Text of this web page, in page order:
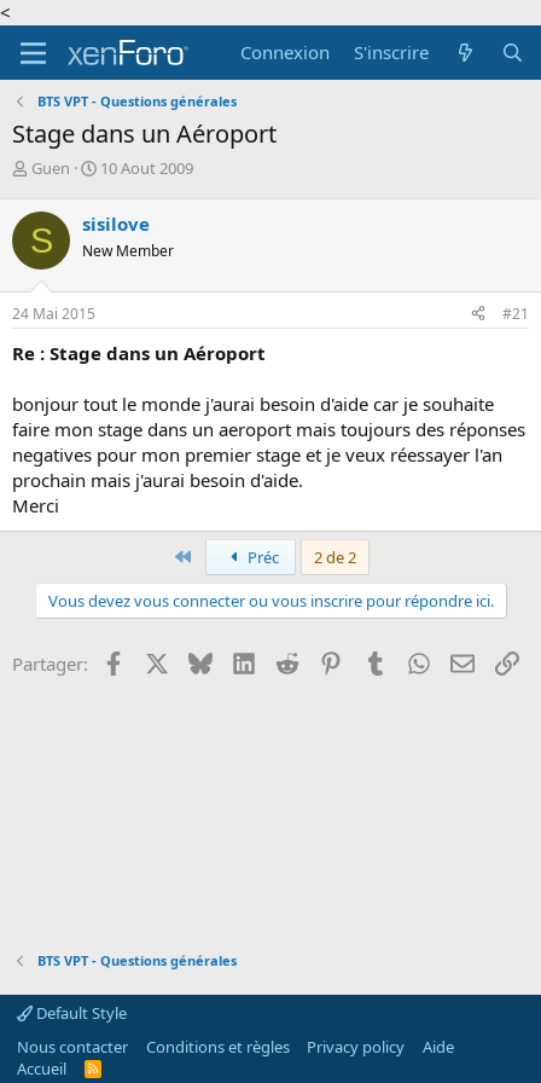
<
Connexion
S'inscrire
BTS VPT - Questions générales
Stage dans un Aéroport
A
t
e
u
r
d
e
a
i
s
c
u
s
s
i
n
Guen
D
e
d
d
u
10 Aout 2009
S sisilove
New Member
24 Mai 2015 #21
Re : Stage dans un Aéroport
bonjour tout le monde j'aurai besoin d'aide car je souhaite
faire mon stage dans un aeroport mais toujours des réponses
negatives pour mon premier stage et je veux réessayer l'an
prochain mais j'aurai besoin d'aide.
Merci
PremierPréc
2 de 2
Vous devez vous connecter ou vous inscrire pour répondre ici.
Partager: Facebook BlueskyLinkedInReddit PinterestTumblrWhatsApp
Email
BTS VPT - Questions générales
Default Style
Nous contacter
Conditions et règles Privacy policy
Aide
Accueil
R